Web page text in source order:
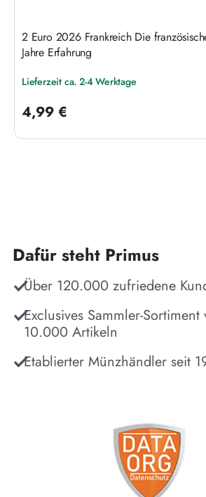
2 Euro 2026 Frankreich Die
Jahre Erfahrung
Lieferzeit ca. 2-4 Werktage
4,99 €
Dafür steht Primus
Über 120.000 zufriedene
Exclusives Sammler-
10.000 Artikeln
Etablierter Münzhändler seit